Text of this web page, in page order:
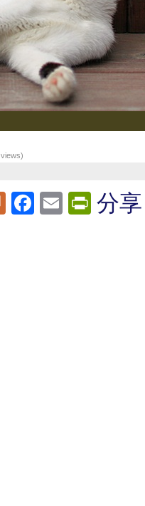
views)
PlurkFacebook
Email分享